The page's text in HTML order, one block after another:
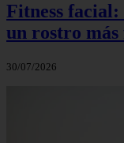
Fitness facial:
un rostro
30/07/2026